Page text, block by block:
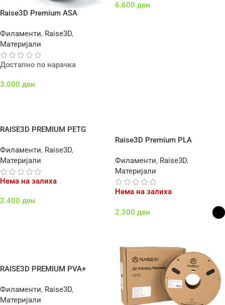
Raise3D Premium ASA
Филаменти, Raise3D,
Материјали
Достапно по нарачка
3.000 ден
6.600 ден
RAISE3D PREMIUM PETG
Филаменти, Raise3D,
Материјали
Нема на залиха
2.400 ден
Raise3D Premium PLA
Филаменти, Raise3D,
Материјали
Нема на залиха
2.300 ден
RAISE3D PREMIUM PVA+
Филаменти, Raise3D,
Материјали